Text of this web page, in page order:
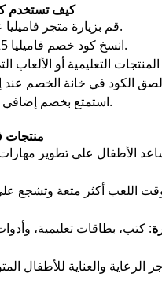
كيف تستخدم
قم بزيارة متجر فاميليا عبر موقع صحصح.
انسخ كود خصم فاميليا 2025 الظاهر أعلاه.
استمتع بخصم إضافي فوري على طلبك.
منتجات